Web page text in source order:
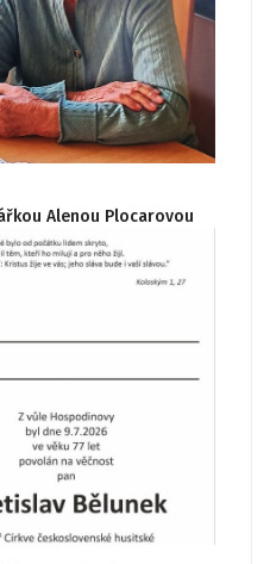
Alenou Plocarovou